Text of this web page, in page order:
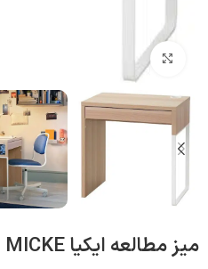
بزرگنمایی تصویر
میز مطالعه ایکیا MICKE